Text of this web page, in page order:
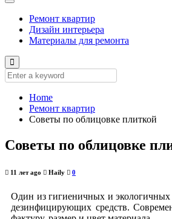
Toggle
navigationРемонт квартир
Дизайн интерьера
Материалы для ремонта
Home
Ремонт квартир
Советы по облицовке плиткой
Советы по облицовке
11 лет ago Haily 0
Один из гигиеничных и экологичных
дезинфицирующих средств.